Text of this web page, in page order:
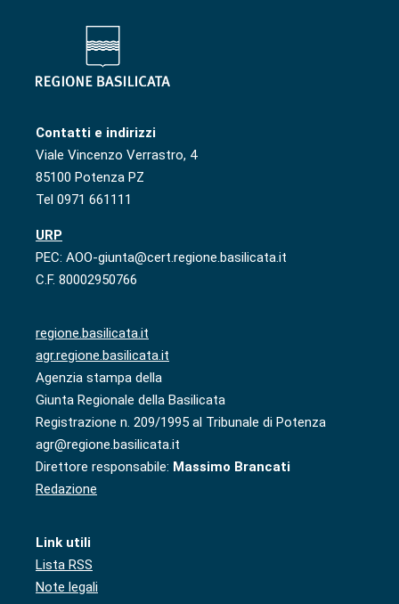
Contatti e indirizzi
Viale Vincenzo Verrastro, 4
85100 Potenza PZ
Tel 0971 661111
URP
PEC: AOO-giunta@cert.regione.basilicata.it
C.F. 80002950766
regione.basilicata.it
agr.regione.basilicata.it
Agenzia stampa della
Giunta Regionale della Basilicata
Registrazione n. 209/1995 al Tribunale di Potenza
agr@regione.basilicata.it
Direttore responsabile: Massimo Brancati
Redazione
Link utili
Lista RSS
Note legali